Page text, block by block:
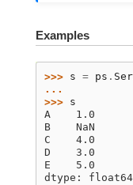
Examples
>>> s = ps .
...
>>> s
A    1.0
B    NaN
C    4.0
D    3.0
E    5.0
dtype: float64